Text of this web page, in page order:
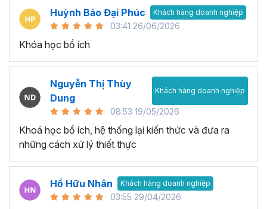
Huỳnh Bảo Đại Phúc Khách hàng doanh nghiệp
03:41 26/06/2026
Khóa học bổ ích
Nguyễn Thị Thùy
Dung
Khách hàng doanh nghiệp
08:53 19/05/2026
Khoá học bổ ích, hệ thống lại kiến thức và đưa ra
những cách xử lý thiết thực
Hồ Hữu Nhân Khách hàng doanh nghiệp
03:55 29/04/2026